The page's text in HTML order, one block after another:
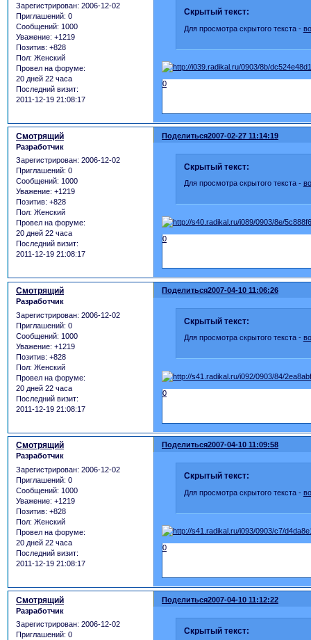
Зарегистрирован: 2006-12-02
Приглашений: 0
Сообщений: 1000
Уважение: +1219
Позитив: +828
Пол: Женский
Провел на форуме:
20 дней 22 часа
Последний визит:
2011-12-19 21:08:17
Скрытый текст:
Для просмотра скрытого текста -
0
Поделиться2007-02-27 11:14:19
Смотрящий
Разработчик
Зарегистрирован: 2006-12-02
Приглашений: 0
Сообщений: 1000
Уважение: +1219
Позитив: +828
Пол: Женский
Провел на форуме:
20 дней 22 часа
Последний визит:
2011-12-19 21:08:17
Скрытый текст:
Для просмотра скрытого текста -
0
Поделиться2007-04-10 11:06:26
Смотрящий
Разработчик
Зарегистрирован: 2006-12-02
Приглашений: 0
Сообщений: 1000
Уважение: +1219
Позитив: +828
Пол: Женский
Провел на форуме:
20 дней 22 часа
Последний визит:
2011-12-19 21:08:17
Скрытый текст:
Для просмотра скрытого текста -
0
Поделиться2007-04-10 11:09:58
Смотрящий
Разработчик
Зарегистрирован: 2006-12-02
Приглашений: 0
Сообщений: 1000
Уважение: +1219
Позитив: +828
Пол: Женский
Провел на форуме:
20 дней 22 часа
Последний визит:
2011-12-19 21:08:17
Скрытый текст:
Для просмотра скрытого текста -
0
Поделиться2007-04-10 11:12:22
Смотрящий
Разработчик
Зарегистрирован: 2006-12-02
Приглашений: 0
Скрытый текст: